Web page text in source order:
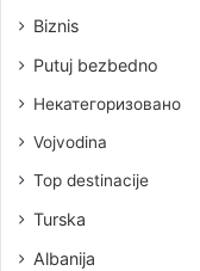
Biznis
Putuj bezbedno
Некатегоризовано
Vojvodina
Top destinacije
Turska
Albanija